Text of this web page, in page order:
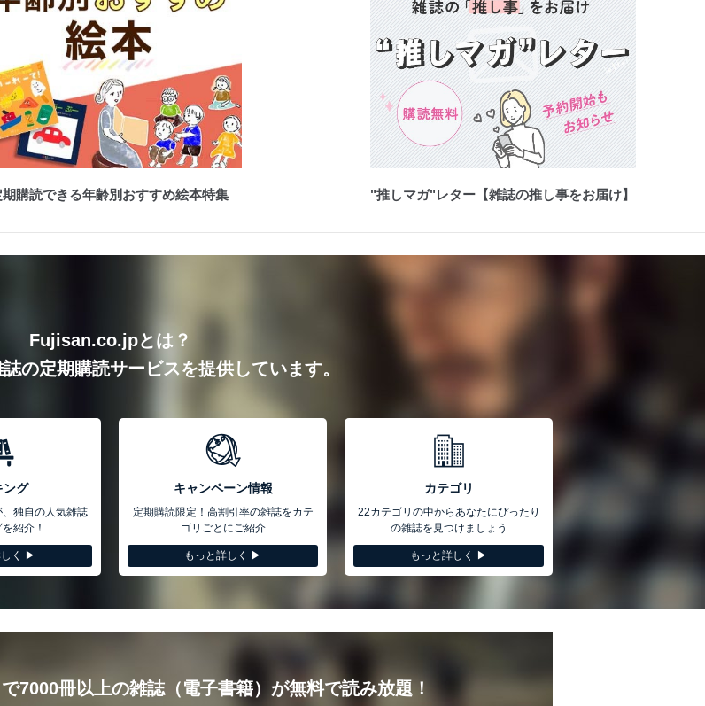
期購読できる年齢別おすすめ絵本特集
"推しマガ"レター【雑誌の推し事をお届け】
Fujisan.co.jpとは？
の定期購読サービスを提供しています。
ング
独自の人気雑誌
紹介！
しく ▶︎
キャンペーン情報
定期購読限定！高割引率の雑誌をカテ
ゴリごとにご紹介
もっと詳しく ▶︎
カテゴリ
22カテゴリの中からあなたにぴったり
の雑誌を見つけましょう
もっと詳しく ▶︎
7000冊以上の雑誌（電子書籍）が無料で読み放題！